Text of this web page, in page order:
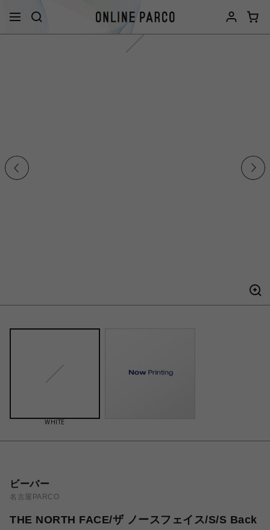
WHITE
ビーバー
名古屋PARCO
THE NORTH FACE/ザ ノースフェイス/S/S Back